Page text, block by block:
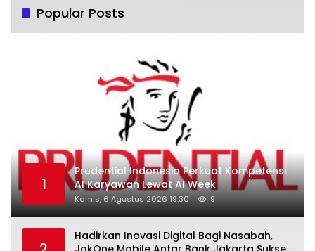
Popular Posts
1
Prudential Indonesia Perkuat Kompetensi
AI Karyawan Lewat AI Week
Kamis, 6 Agustus 2026 19:30 9
Hadirkan Inovasi Digital Bagi Nasabah,